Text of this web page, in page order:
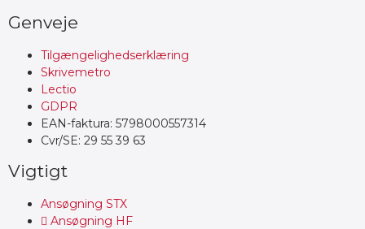
Genveje
Tilgængelighedserklæring
Skrivemetro
Lectio
GDPR
EAN-faktura: 5798000557314
Cvr/SE: 29 55 39 63
Vigtigt
Ansøgning STX
Ansøgning HF